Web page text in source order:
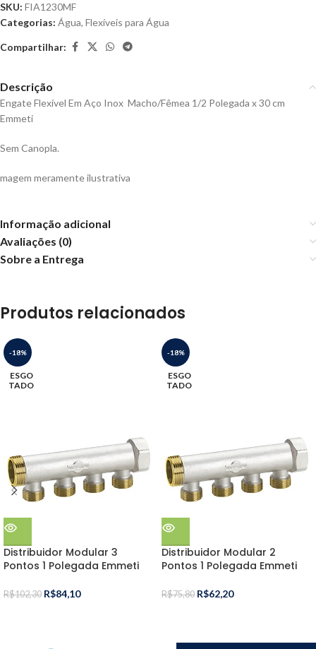
SKU: FIA1230MF
Categorias: Água, Flexíveis para Água
Compartilhar:
Descrição
Engate Flexível Em Aço Inox Macho/Fêmea 1/2 Polegada x 30 cm
Emmeti
Sem Canopla.
meramente ilustrativa
Informação adicional
Avaliações (0)
Sobre a Entrega
Produtos relacionados
-18%
ESGO
TADO
Distribuidor Modular 3
Pontos 1 Polegada Emmeti
R$102,30 R$84,10
-18%
ESGO
TADO
Distribuidor Modular 2
Pontos 1 Polegada Emmeti
R$75,80 R$62,20